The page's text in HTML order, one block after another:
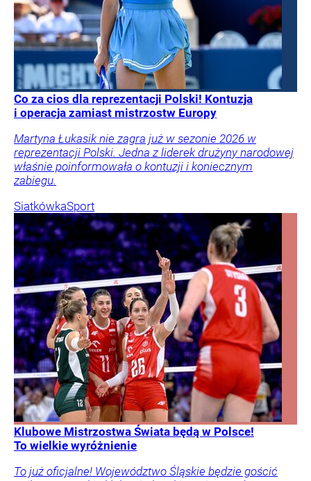
Co za cios dla reprezentacji Polski! Kontuzja
i operacja zamiast mistrzostw Europy
Martyna Łukasik nie zagra już w sezonie 2026 w
reprezentacji Polski. Jedna z liderek drużyny narodowej
właśnie poinformowała o kontuzji i koniecznym
zabiegu.
SiatkówkaSport
Klubowe Mistrzostwa Świata będą w Polsce!
To wielkie wyróżnienie
To już oficjalne! Województwo Śląskie będzie gościć